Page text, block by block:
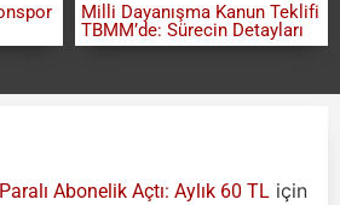
Milli Dayanışma Kanun Teklifi
TBMM’de: Sürecin Detayları
Abonelik Açtı: Aylık 60 TL için